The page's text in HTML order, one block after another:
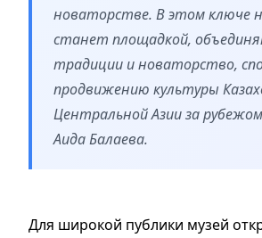
новаторстве. В этом ключе
станет площадкой,
традиции и новаторство,
продвижению культуры
Центральной Азии за
Аида Балаева.
Для широкой публики музей